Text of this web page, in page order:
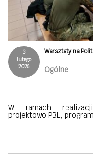
3
lutego
2026
Warsztaty na
Ogólne
W ramach realizacji
projektowo PBL,